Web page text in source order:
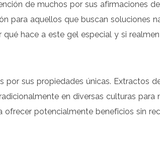
de muchos por sus afirmaciones
para aquellos que buscan soluciones
hace a este gel especial y si
sus propiedades únicas. Extractos
en diversas culturas para
potencialmente beneficios sin